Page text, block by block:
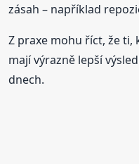
zásah – například
Z praxe mohu říct, že ti,
mají výrazně lepší
dnech.